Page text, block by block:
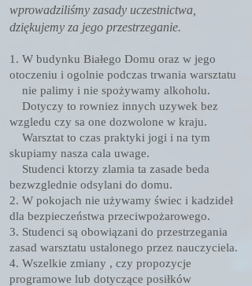
wprowadziliśmy zasady uczestnictwa,
dziękujemy za jego przestrzeganie.
1. W budynku Białego Domu oraz w jego
otoczeniu i ogolnie podczas trwania warsztatu
nie palimy i nie spożywamy alkoholu.
Dotyczy to rowniez innych uzywek bez
wzgledu czy sa one dozwolone w kraju.
Warsztat to czas praktyki jogi i na tym
skupiamy nasza cala uwage.
Studenci ktorzy zlamia ta zasade beda
bezwzglednie odsylani do domu.
2. W pokojach nie używamy świec i kadzideł
dla bezpieczeństwa przeciwpożarowego.
3. Studenci są obowiązani do przestrzegania
zasad warsztatu ustalonego przez nauczyciela.
4. Wszelkie zmiany , czy propozycje
programowe lub dotyczące posiłków